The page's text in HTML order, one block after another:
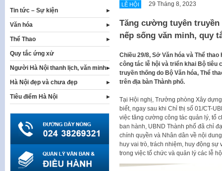
LỄ HỘI 29 Tháng 8, 2023
Tăng cường tuyên
nếp sống văn minh, quy
Chiều 29/8, Sở Văn hóa và Thể
công tác lễ hội và triển khai Bộ tiêu
truyền thống do Bộ Văn hóa, Thể
trên địa bàn Thành phố.
Tại Hội nghị, Trưởng phòng Xây
biết, ngay sau khi Chỉ thị số 01/CT-
việc tăng cường công tác quản lý, tổ
ban hành, UBND Thành phố đã chỉ
chính quyền và Nhân dân về nội
huy vai trò, trách nhiệm, huy động
trong việc tổ chức và quản lý các lễ
Tin tức – Sự kiện
Văn hóa
Thể Thao
Quy tắc ứng xử
Người Hà Nội thanh lịch, văn minh
Hà Nội đẹp và chưa đẹp
Tiêu điểm Hà Nội